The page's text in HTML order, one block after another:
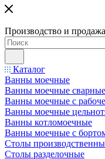
Производство и
Каталог
Ванны моечные
Ванны моечные сварные
Ванны моечные с
Ванны моечные
Ванны котломоечные
Ванны моечные с
Столы
Столы разделочные